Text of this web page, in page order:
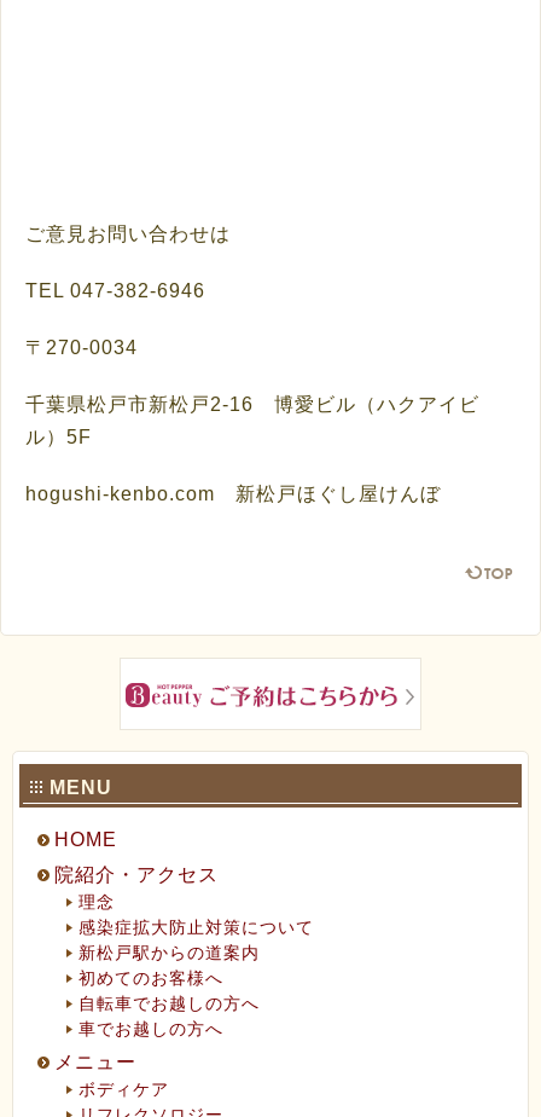
ご意見お問い合わせは
TEL 047-382-6946
〒 270-0034
千葉県松戸市新松戸2-16 博愛ビル（ハクアイビ
ル） 5F
hogushi-kenbo.com 新松戸ほぐし屋けんぼ
MENU
HOME
院紹介・アクセス
理念
感染症拡大防止対策について
新松戸駅からの道案内
初めてのお客様へ
自転車でお越しの方へ
車でお越しの方へ
メニュー
ボディケア